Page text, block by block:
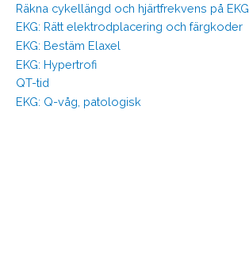
Räkna cykellängd och hjärtfrekvens på EKG
EKG: Rätt elektrodplacering och färgkoder
EKG: Bestäm Elaxel
EKG: Hypertrofi
QT-tid
EKG: Q-våg, patologisk